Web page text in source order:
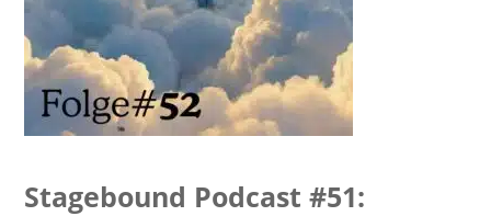
Stagebound Podcast #51: